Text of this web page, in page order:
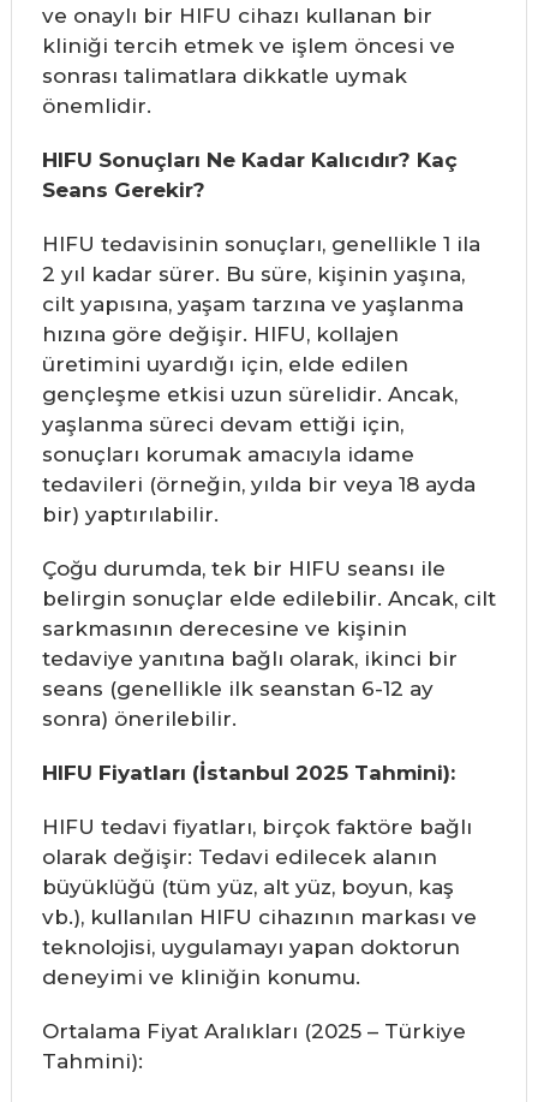
ve onaylı bir HIFU cihazı kullanan bir
kliniği tercih etmek ve işlem öncesi ve
sonrası talimatlara dikkatle uymak
önemlidir.
HIFU Sonuçları Ne Kadar Kalıcıdır? Kaç
Seans Gerekir?
HIFU tedavisinin sonuçları, genellikle 1 ila
2 yıl kadar sürer. Bu süre, kişinin yaşına,
cilt yapısına, yaşam tarzına ve yaşlanma
hızına göre değişir. HIFU, kollajen
üretimini uyardığı için, elde edilen
gençleşme etkisi uzun sürelidir. Ancak,
yaşlanma süreci devam ettiği için,
sonuçları korumak amacıyla idame
tedavileri (örneğin, yılda bir veya 18 ayda
bir) yaptırılabilir.
Çoğu durumda, tek bir HIFU seansı ile
belirgin sonuçlar elde edilebilir. Ancak, cilt
sarkmasının derecesine ve kişinin
tedaviye yanıtına bağlı olarak, ikinci bir
seans (genellikle ilk seanstan 6-12 ay
sonra) önerilebilir.
HIFU Fiyatları (İstanbul 2025 Tahmini):
HIFU tedavi fiyatları, birçok faktöre bağlı
olarak değişir: Tedavi edilecek alanın
büyüklüğü (tüm yüz, alt yüz, boyun, kaş
vb.), kullanılan HIFU cihazının markası ve
teknolojisi, uygulamayı yapan doktorun
deneyimi ve kliniğin konumu.
Ortalama Fiyat Aralıkları (2025 – Türkiye
Tahmini):